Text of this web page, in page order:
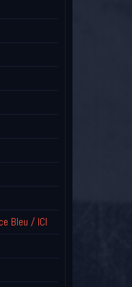
Bleu / ICI